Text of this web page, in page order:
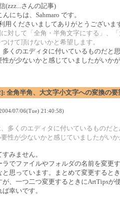
(zzz...さんの記事)
にちは、Sahmaro です。
用くださいましてありがとうございま
対して「全角・半角文字にする」、
けて頂けないかと希望します。
多くのエディタに付いているものだと
性が少ないかと感じていましたがいか
全角半角、大文字小文字への変換の要
07/06(Tue) 21:40:58)
多くのエディタに付いているものだ
性が少ないかと感じていましたがい
みません。
ラでファイルやフォルダの名前を変更
と思っています。まとめて変更すると
が、一つ二つ変更するときにArtTipsが
幸いです。